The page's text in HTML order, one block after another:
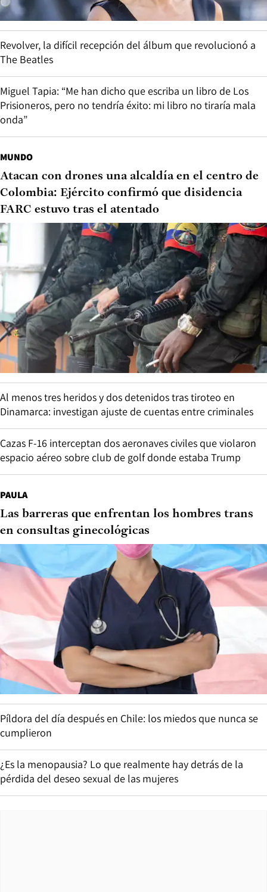
Revolver, la difícil recepción del álbum que revolucionó a
The Beatles
Miguel Tapia: “Me han dicho que escriba un libro de Los
Prisioneros, pero no tendría éxito: mi libro no tiraría mala
onda”
MUNDO
Atacan con drones una alcaldía en el centro de
Colombia: Ejército confirmó que disidencia
FARC estuvo tras el atentado
Al menos tres heridos y dos detenidos tras tiroteo en
Dinamarca: investigan ajuste de cuentas entre criminales
Cazas F-16 interceptan dos aeronaves civiles que violaron
espacio aéreo sobre club de golf donde estaba Trump
PAULA
Las barreras que enfrentan los hombres trans
en consultas ginecológicas
Píldora del día después en Chile: los miedos que nunca se
cumplieron
¿Es la menopausia? Lo que realmente hay detrás de la
pérdida del deseo sexual de las mujeres